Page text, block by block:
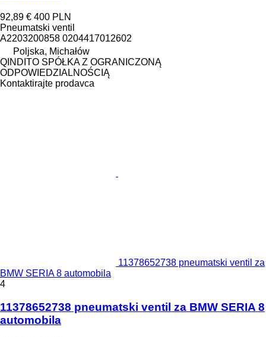
92,89 € 400 PLN
Pneumatski ventil
A2203200858 0204417012602
Poljska, Michałów
QINDITO SPÓŁKA Z OGRANICZONĄ
ODPOWIEDZIALNOŚCIĄ
Kontaktirajte prodavca
11378652738 pneumatski ventil za
BMW SERIA 8 automobila
4
11378652738 pneumatski ventil za BMW SERIA 8
automobila